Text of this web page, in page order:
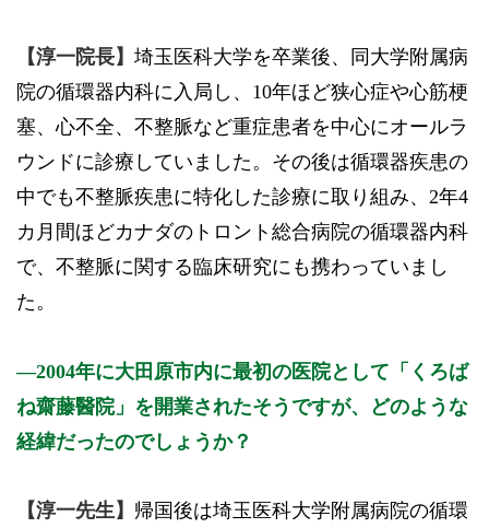
【淳一院長】 埼玉医科大学を卒業後、同大学附属病
院の循環器内科に入局し、10年ほど狭心症や心筋梗
塞、心不全、不整脈など重症患者を中心にオールラ
ウンドに診療していました。その後は循環器疾患の
中でも不整脈疾患に特化した診療に取り組み、2年4
カ月間ほどカナダのトロント総合病院の循環器内科
で、不整脈に関する臨床研究にも携わっていまし
た。
2004年に大田原市内に最初の医院として「くろば
ね齋藤醫院」を開業されたそうですが、どのような
経緯だったのでしょうか？
【淳一先生】 帰国後は埼玉医科大学 附属病院の循環